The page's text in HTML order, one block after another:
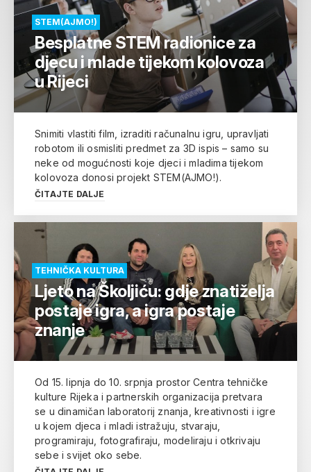
STEM(AJMO!)
Besplatne STEM radionice za
djecu i mlade tijekom kolovoza
u Rijeci
Snimiti vlastiti film, izraditi računalnu igru, upravljati
robotom ili osmisliti predmet za 3D ispis – samo su
neke od mogućnosti koje djeci i mladima tijekom
kolovoza donosi projekt STEM(AJMO!).
ČITAJTE DALJE
TEHNIČKA KULTURA
Ljeto na Školjiću: gdje znatiželja
postaje igra, a igra postaje
znanje
Od 15. lipnja do 10. srpnja prostor Centra tehničke
kulture Rijeka i partnerskih organizacija pretvara
se u dinamičan laboratorij znanja, kreativnosti i igre
u kojem djeca i mladi istražuju, stvaraju,
programiraju, fotografiraju, modeliraju i otkrivaju
sebe i svijet oko sebe.